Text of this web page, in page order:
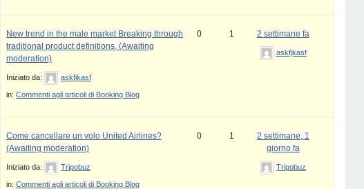
New trend in the male market Breaking through
traditional product definitions, (Awaiting
moderation)
Iniziato da: askfjkasf
in: Commenti agli articoli di Booking Blog
0 1 2 settimane fa
askfjkasf
Come cancellare un volo United Airlines?
(Awaiting moderation)
Iniziato da: Tripobuz
in: Commenti agli articoli di Booking Blog
0 1
2 settimane, 1
giorno fa
Tripobuz